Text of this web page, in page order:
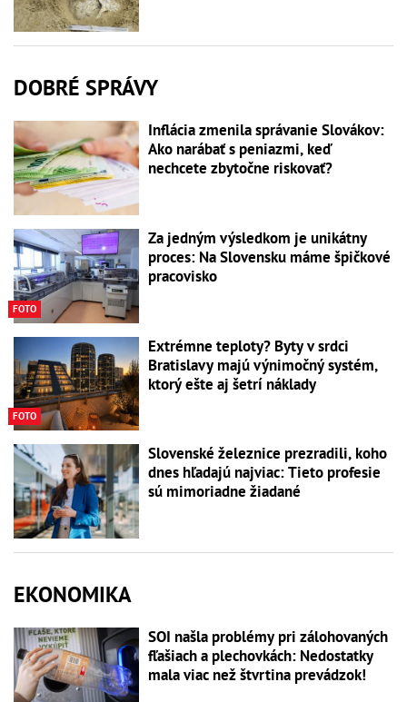
DOBRÉ SPRÁVY
Inflácia zmenila správanie Slovákov:
Ako narábať s peniazmi, keď
nechcete zbytočne riskovať?
FOTO
Za jedným výsledkom je unikátny
proces: Na Slovensku máme špičkové
pracovisko
FOTO
Extrémne teploty? Byty v srdci
Bratislavy majú výnimočný systém,
ktorý ešte aj šetrí náklady
Slovenské železnice prezradili, koho
dnes hľadajú najviac: Tieto profesie
sú mimoriadne žiadané
EKONOMIKA
SOI našla problémy pri zálohovaných
fľašiach a plechovkách: Nedostatky
mala viac než štvrtina prevádzok!